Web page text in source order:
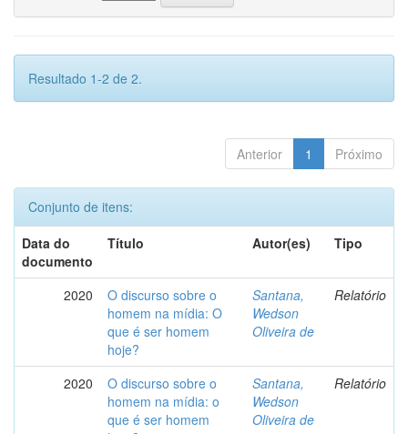
Resultado 1-2 de 2.
Anterior 1 Próximo
Conjunto de itens:
Data do
documento
Título Autor(es) Tipo
2020
O discurso sobre o
homem na mídia: O
que é ser homem
hoje?
Santana,
Wedson
Oliveira de
Relatório
2020
O discurso sobre o
homem na mídia: o
que é ser homem
Santana,
Wedson
Oliveira de
Relatório